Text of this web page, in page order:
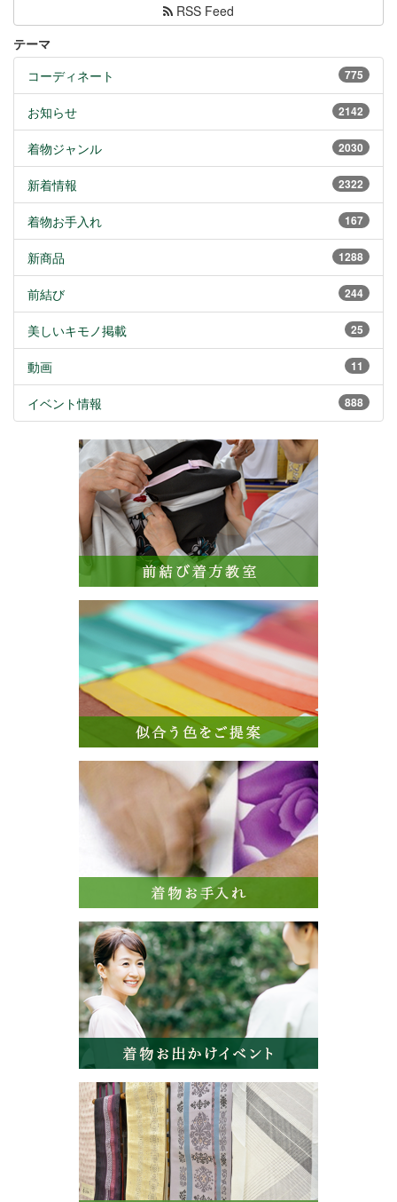
RSS Feed
テーマ
775
コーディネート
2142
お知らせ
2030
着物ジャンル
2322
新着情報
167
着物お手入れ
1288
新商品
244
前結び
25
美しいキモノ掲載
11
動画
888
イベント情報